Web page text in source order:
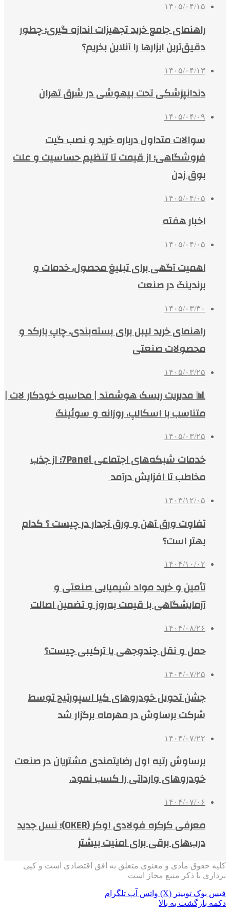
۱۴۰۵/۰۴/۱۵
راهنمای جامع خرید تجهیزات اندازه گیری؛ چطور
دقیق‌ترین ابزارها را آنلاین بخریم؟
۱۴۰۵/۰۴/۱۳
دندانپزشکی تحت بیهوشی در شرق تهران
۱۴۰۵/۰۴/۰۹
سوالات متداول درباره خرید و نصب گیت
فروشگاهی؛ از قیمت تا تنظیم حساسیت و علت
بوق زدن
۱۴۰۵/۰۴/۰۵
اخبار هفته
۱۴۰۵/۰۴/۰۵
اهمیت آگهی برای تبلیغ محصول، خدمات و
برندینگ در صنعت
۱۴۰۵/۰۳/۳۰
راهنمای خرید لیبل برای بسته‌بندی، چاپ بارکد و
محصولات صنعتی
۱۴۰۵/۰۳/۲۵
📊 مدیریت ریسک هوشمند | محاسبه خودکار لات |
متناسب با اسکالپ، روزانه و سوئینگ
۱۴۰۵/۰۳/۲۵
خدمات شبکه‌های اجتماعی 7Panel؛ از جذب
مخاطب تا افزایش درآمد
۱۴۰۳/۱۲/۰۵
تفاوت ورق آهن و ورق آجدار در چیست ؟ کدام
بهتر است؟
۱۴۰۴/۱۰/۰۲
تأمین و خرید مواد شیمیایی صنعتی و
آزمایشگاهی با قیمت به‌روز و تضمین اصالت
۱۴۰۴/۰۸/۲۶
حمل و نقل چندوجهی یا ترکیبی چیست؟
۱۴۰۴/۰۷/۲۵
جشن تحویل خودروهای کیا اسپورتیج توسط
شرکت برساوش در مهرماه برگزار شد
۱۴۰۴/۰۷/۲۲
برساوش رتبه اول رضایتمندی مشتریان در صنعت
خودروهای وارداتی را کسب نمود.
۱۴۰۴/۰۷/۰۶
معرفی کرکره فولادی اوکر (OKER)؛ نسل جدید
درب‌های برقی برای امنیت بیشتر
کلیه حقوق مادی و معنوی متعلق به افق اقتصادی است و کپی
برداری با ذکر منبع مجاز است
فیس بوک توییتر (X) واتس آپ تلگرام
دکمه بازگشت به بالا